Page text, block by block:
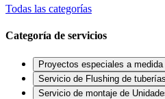
Todas las categorías
Categoría de servicios
Proyectos especiales a medida
Servicio de Flushing de
Servicio de montaje de